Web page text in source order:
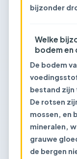
bijzonder
Welke
bodem en
De bodem
bestand zijn
De rotsen
mossen, en
mineralen,
grauwe
de bergen